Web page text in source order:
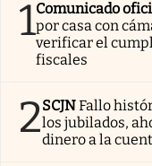
1Comunicado
por casa con
verificar el
fiscales
2SCJNFallo
los jubilados,
dinero a la